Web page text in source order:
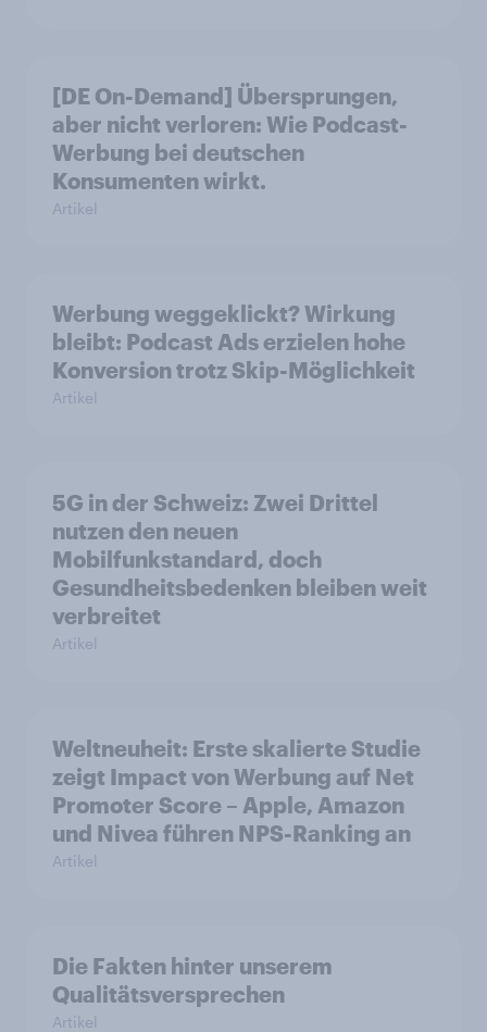
[DE On-Demand] Übersprungen,
aber nicht verloren: Wie Podcast-
Werbung bei deutschen
Konsumenten wirkt.
Artikel
Werbung weggeklickt? Wirkung
bleibt: Podcast Ads erzielen hohe
Konversion trotz Skip-Möglichkeit
Artikel
5G in der Schweiz: Zwei Drittel
nutzen den neuen
Mobilfunkstandard, doch
Gesundheitsbedenken bleiben weit
verbreitet
Artikel
Weltneuheit: Erste skalierte Studie
zeigt Impact von Werbung auf Net
Promoter Score – Apple, Amazon
und Nivea führen NPS-Ranking an
Artikel
Die Fakten hinter unserem
Qualitätsversprechen
Artikel